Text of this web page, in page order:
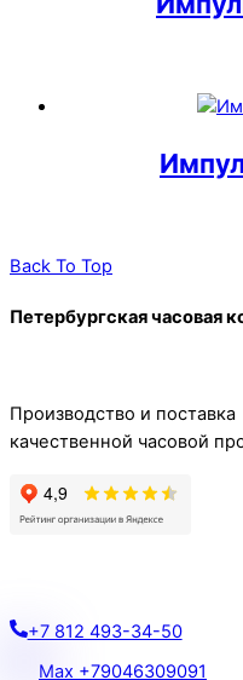
Back To Top
Петербургская часовая
Производство и поставка
качественной часовой
+7 812 493-34-50
Max +79046309091